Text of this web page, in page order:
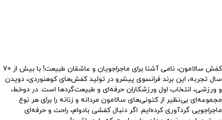
کفش سالامون، نامی آشنا برای ماجراجویان و عاشقان طبیعت! با بیش از 70
سال تجربه، این برند فرانسوی پیشرو در تولید کفش‌های کوهنوردی، دویدن
و ورزشی، انتخاب اول ورزشکاران حرفه‌ای و طبیعت‌گردها است. در دوخط،
مجموعه‌ای بی‌نظیر از کتونی‌های سالامون مردانه و زنانه را برای هر نوع
ماجراجویی گردآوری کرده‌ایم. اگر دنبال کفشی بادوام، راحت و حرفه‌ای